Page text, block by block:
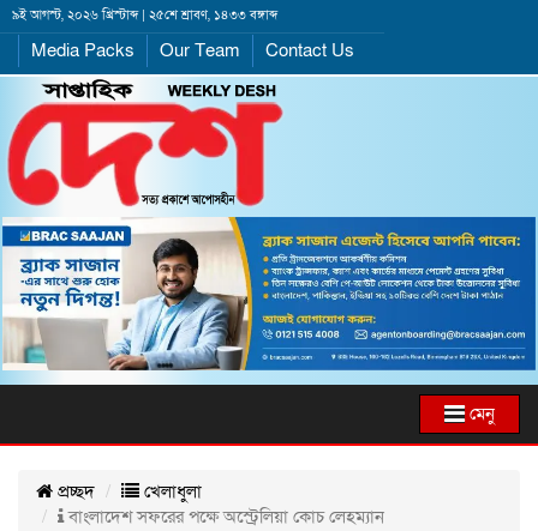
৯ই আগস্ট, ২০২৬ খ্রিস্টাব্দ | ২৫শে শ্রাবণ, ১৪৩৩ বঙ্গাব্দ
Media Packs Our Team Contact Us
মেনু
প্রচ্ছদ
খেলাধুলা
বাংলাদেশ সফরের পক্ষে অস্ট্রেলিয়া কোচ লেহম্যান